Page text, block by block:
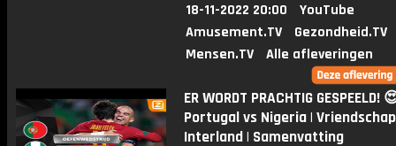
18-11-2022 20:00
YouTube
Amusement.TV
Gezondheid.TV
Mensen.TV
Alle afleveringen
ER WORDT PRACHTIG GESPEELD!
Portugal vs Nigeria |
Interland | Samenvatting